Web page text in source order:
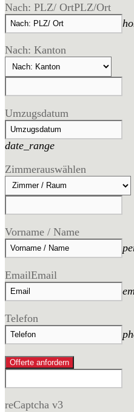
Nach: PLZ/ OrtPLZ/Ort
Nach: Kanton
Umzugsdatum
date_range
Zimmerauswählen
Vorname / Name
EmailEmail
Telefon
Offerte anfordern
reCaptcha v3